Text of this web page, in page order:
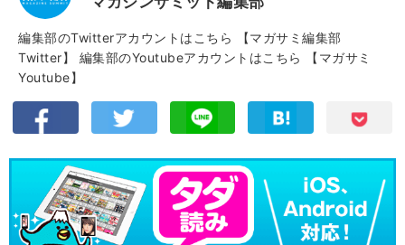
編集部のTwitterアカウントはこちら
【マガサミ編集部
Twitter】
編集部のYoutubeアカウントはこちら
【マガサミ
Youtube】